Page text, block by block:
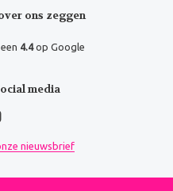
ons zeggen
4.4op Google
media
nieuwsbrief